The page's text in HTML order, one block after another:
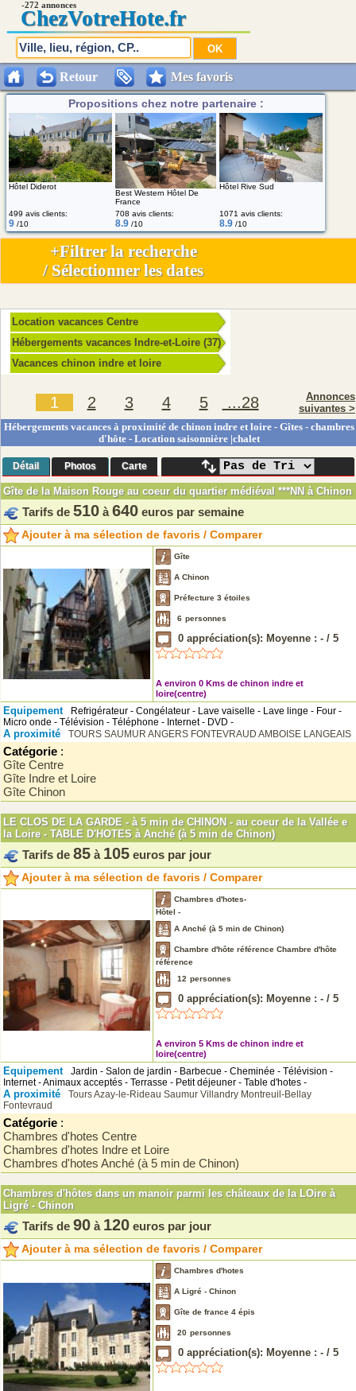
Propositions chez notre partenaire :
Hôtel Diderot
Best Western Hôtel De
France
Hôtel Rive Sud
499 avis clients:
9 /10
708 avis clients:
8.9 /10
1071 avis clients:
8.9 /10
Retour Mes favoris
-272 annonces
ChezVotreHote.fr
Location vacances Centre
Hébergements vacances Indre-et-Loire (37)
Vacances chinon indre et loire
1 2 3 4 5 ...28
Annonces
suivantes >
Hébergements vacances à proximité de chinon indre et loire - Gîtes - chambres
d'hôte - Location saisonnière |chalet
Détail Photos Carte
Gîte de la Maison Rouge au coeur du quartier médiéval ***NN à Chinon
Tarifs de 510 à 640 euros par semaine
Ajouter à ma sélection de favoris / Comparer
Gîte
A Chinon
Préfecture 3 étoiles
6 personnes
0 appréciation(s): Moyenne : - / 5
A environ 0 Kms de chinon indre et
loire(centre)
Equipement
Refrigérateur - Congélateur - Lave vaiselle - Lave linge - Four -
Micro onde - Télévision - Téléphone - Internet - DVD -
A proximité TOURS SAUMUR ANGERS FONTEVRAUD AMBOISE LANGEAIS
Catégorie :
Gîte Centre
Gîte Indre et Loire
Gîte Chinon
LE CLOS DE LA GARDE - à 5 min de CHINON - au coeur de la Vallée e
la Loire - TABLE D'HOTES à Anché (à 5 min de Chinon)
Tarifs de 85 à 105 euros par jour
Ajouter à ma sélection de favoris / Comparer
Chambres d'hotes-
Hôtel -
A Anché (à 5 min de Chinon)
Chambre d'hôte référence Chambre d'hôte
référence
12 personnes
0 appréciation(s): Moyenne : - / 5
A environ 5 Kms de chinon indre et
loire(centre)
Equipement
Jardin - Salon de jardin - Barbecue - Cheminée - Télévision -
Internet - Animaux acceptés - Terrasse - Petit déjeuner - Table d'hotes -
A proximité ToursAzay-le-Rideau Saumur Villandry Montreuil-Bellay
Fontevraud
Catégorie :
Chambres d'hotes Centre
Chambres d'hotes Indre et Loire
Chambres d'hotes Anché (à 5 min de Chinon)
Chambres d'hôtes dans un manoir parmi les châteaux de la LOire à
Ligré - Chinon
Tarifs de 90 à 120 euros par jour
Ajouter à ma sélection de favoris / Comparer
Chambres d'hotes
A Ligré - Chinon
Gîte de france 4 épis
20 personnes
0 appréciation(s): Moyenne : - / 5
+Filtrer la recherche
/ Sélectionner les dates